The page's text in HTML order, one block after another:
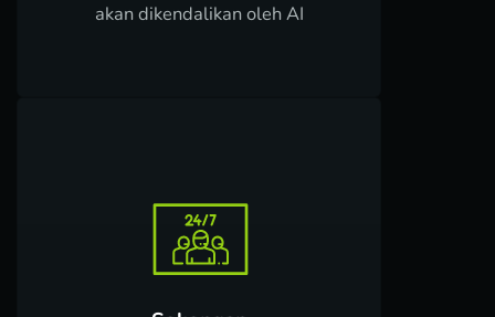
akan dikendalikan oleh AI